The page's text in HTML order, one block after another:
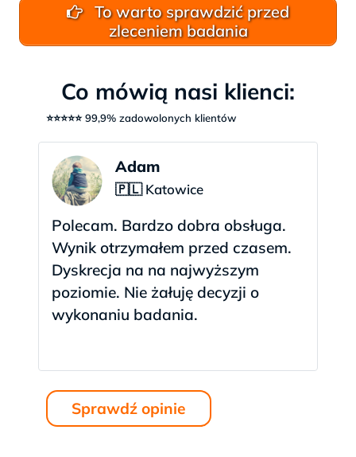
To warto sprawdzić przed
zleceniem badania
Co mówią nasi klienci:
⭐⭐⭐⭐⭐ 99,9% zadowolonych klientów
Adam
🇵🇱 Katowice
Polecam. Bardzo dobra obsługa.
Wynik otrzymałem przed czasem.
Dyskrecja na na najwyższym
poziomie. Nie żałuję decyzji o
wykonaniu badania.
Sprawdź opinie